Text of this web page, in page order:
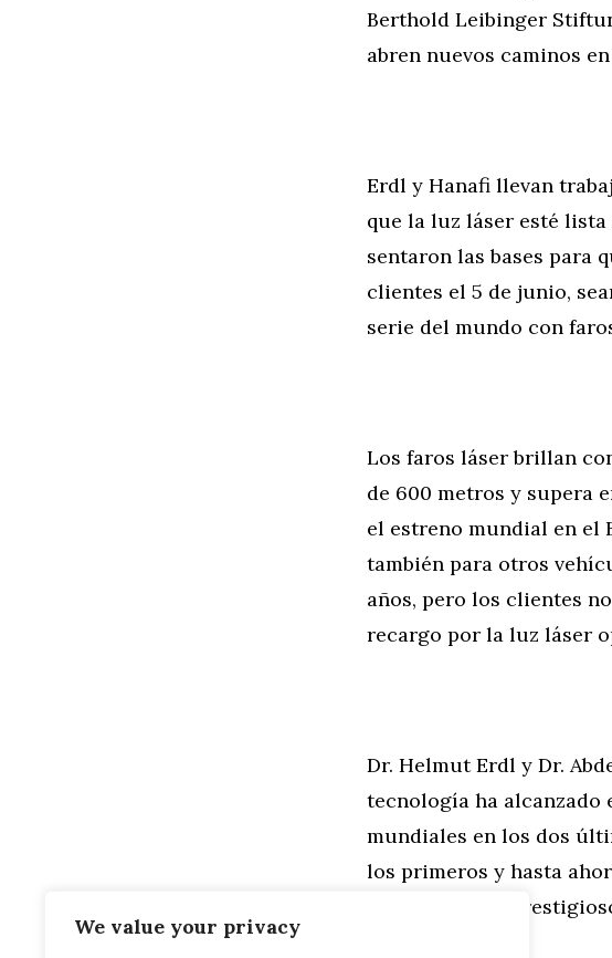
We value your privacy
Berthold Leibinger
abren nuevos caminos
Erdl y Hanafi llevan
que la luz láser esté
sentaron las bases para
clientes el 5 de junio,
serie del mundo con
Los faros láser brillan
de 600 metros y supera
el estreno mundial en el
también para otros
años, pero los clientes
recargo por la luz láser
Dr. Helmut Erdl y Dr.
tecnología ha alcanzado
mundiales en los dos
los primeros y hasta
en recibir este